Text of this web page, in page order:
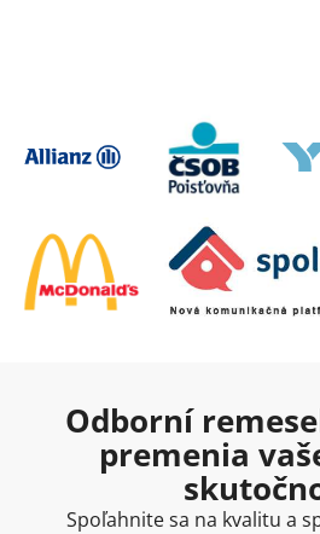
Odborní
premenia
Spoľahnite sa na kvalitu a